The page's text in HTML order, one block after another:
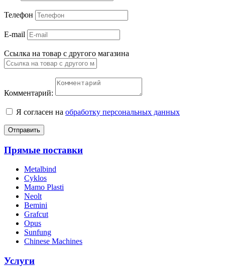
Телефон
E-mail
Ссылка на товар с другого магазина
Комментарий:
Я согласен на обработку персональных данных
Отправить
Прямые поставки
Metalbind
Cyklos
Mamo Plasti
Neolt
Bemini
Grafcut
Opus
Sunfung
Chinese Machines
Услуги